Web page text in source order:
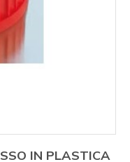
IN PLASTICA